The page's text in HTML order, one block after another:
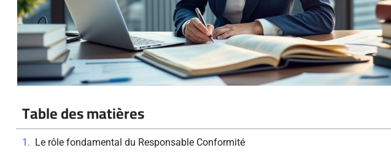
Table des matières
Le rôle fondamental du Responsable Conformité